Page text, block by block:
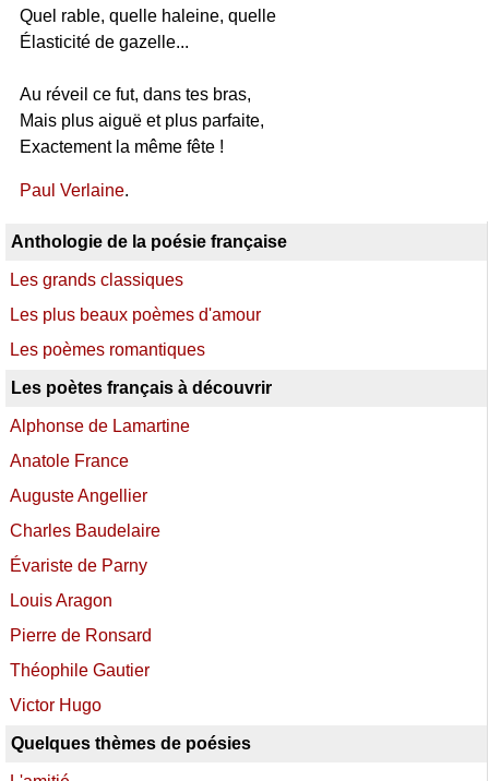
Quel rable, quelle haleine, quelle
Élasticité de gazelle...
Au réveil ce fut, dans tes bras,
Mais plus aiguë et plus parfaite,
Exactement la même fête !
Paul Verlaine.
Anthologie de la poésie française
Les grands classiques
Les plus beaux poèmes d'amour
Les poèmes romantiques
Les poètes français à découvrir
Alphonse de Lamartine
Anatole France
Auguste Angellier
Charles Baudelaire
Évariste de Parny
Louis Aragon
Pierre de Ronsard
Théophile Gautier
Victor Hugo
Quelques thèmes de poésies